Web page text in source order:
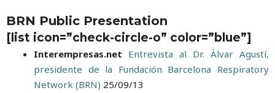
BRN Public Presentation
[list icon=”check-circle-o” color=”blue”]
Interempresas.net Entrevista al Dr. Àlvar Agustí,
presidente de la Fundación Barcelona Respiratory
Network (BRN) 25/09/13